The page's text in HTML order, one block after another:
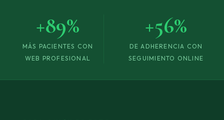
+89%
MÁS PACIENTES CON
WEB PROFESIONAL
+56%
DE ADHERENCIA CON
SEGUIMIENTO ONLINE